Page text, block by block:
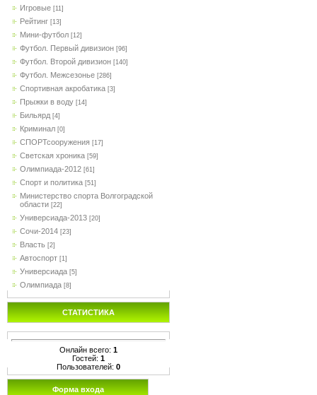
Игровые [11]
Рейтинг [13]
Мини-футбол [12]
Футбол. Первый дивизион [96]
Футбол. Второй дивизион [140]
Футбол. Межсезонье [286]
Спортивная акробатика [3]
Прыжки в воду [14]
Бильярд [4]
Криминал [0]
СПОРТсооружения [17]
Светская хроника [59]
Олимпиада-2012 [61]
Спорт и политика [51]
Министерство спорта Волгоградской
области [22]
Универсиада-2013 [20]
Сочи-2014 [23]
Власть [2]
Автоспорт [1]
Универсиада [5]
Олимпиада [8]
СТАТИСТИКА
Онлайн всего: 1
Гостей: 1
Пользователей: 0
Форма входа